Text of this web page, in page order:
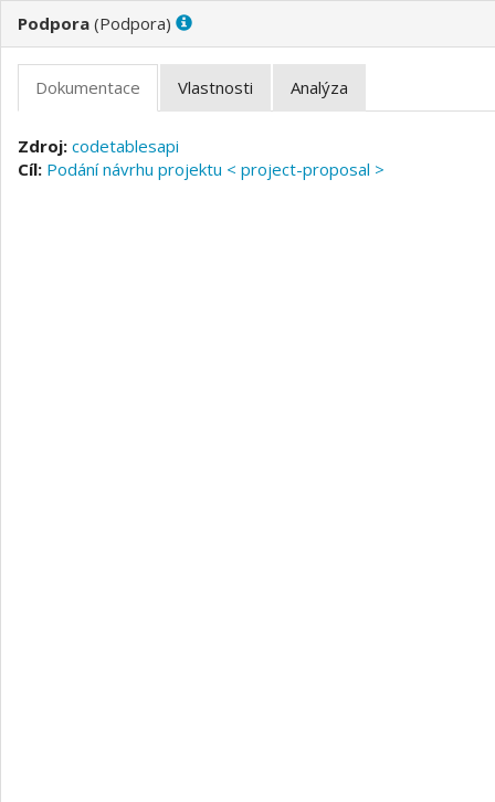
( )
codetablesapi
Podání návrhu projektu < project-proposal >